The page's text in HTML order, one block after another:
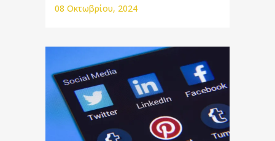
08 Οκτωβρίου, 2024